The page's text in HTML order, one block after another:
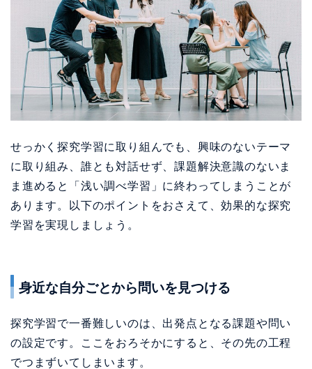
せっかく探究学習に取り組んでも、興味のないテーマ
に取り組み、誰とも対話せず、課題解決意識のないま
ま進めると「浅い調べ学習」に終わってしまうことが
あります。以下のポイントをおさえて、効果的な探究
学習を実現しましょう。
身近な自分ごとから問いを見つける
探究学習で一番難しいのは、出発点となる課題や問い
の設定です。ここをおろそかにすると、その先の工程
でつまずいてしまいます。